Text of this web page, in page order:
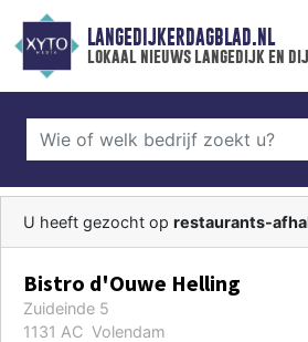
LANGEDIJKERDAGBLAD.NL
lokaal nieuws langedijk en
U heeft gezocht op restaurants-
Bistro d'Ouwe Helling
Zuideinde 5
1131 AC Volendam